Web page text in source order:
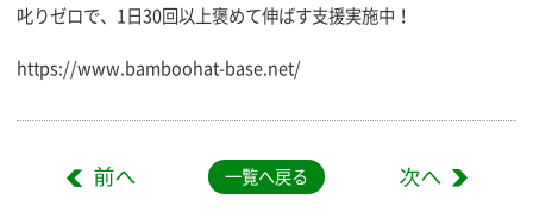
叱りゼロで、1日30回以上褒めて伸ばす支援実施中！
https://www.bamboohat-base.net/
一覧へ戻る